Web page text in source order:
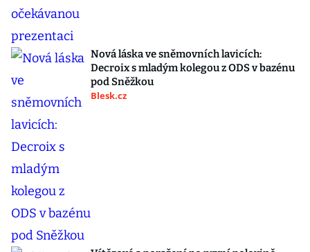
Nová láska ve sněmovních lavicích:
Decroix s mladým kolegou z ODS v bazénu
pod Sněžkou
Blesk.cz